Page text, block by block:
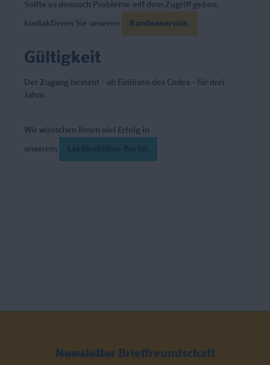
Sollte es dennoch Probleme mit dem Zugriff geben,
kontaktieren Sie unseren Kundenservice.
Gültigkeit
Der Zugang besteht - ab Einlösen des Codes - für drei
Jahre.
Wir wünschen Ihnen viel Erfolg in
unserem
Newsletter Brieffreundschaft